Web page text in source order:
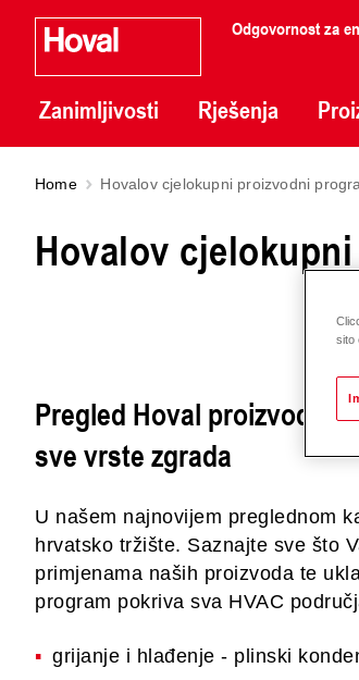
Odgovornost za
Zanimljivosti Rješenja
Home Hovalov cjelokupni proizvodni
Hovalov
Pregled Hoval proizvoda i
sve vrste zgrada
U našem najnovijem preglednom
hrvatsko tržište. Saznajte sve što
primjenama naših proizvoda te
program pokriva sva HVAC
grijanje i hlađenje - plinski
sito